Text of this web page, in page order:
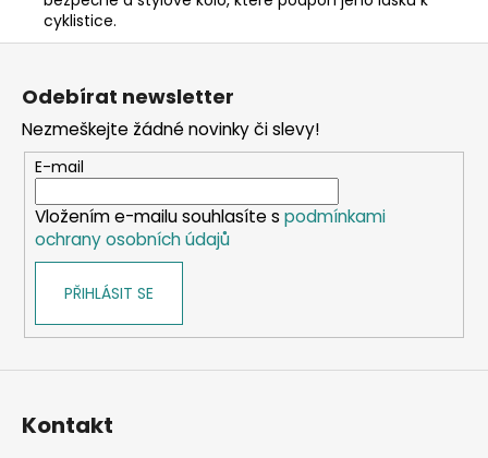
cyklistice.
Z
Odebírat newsletter
Nezmeškejte žádné novinky či slevy!
E-mail
Vložením e-mailu souhlasíte s podmínkami
ochrany osobních údajů
PŘIHLÁSIT SE
Kontakt